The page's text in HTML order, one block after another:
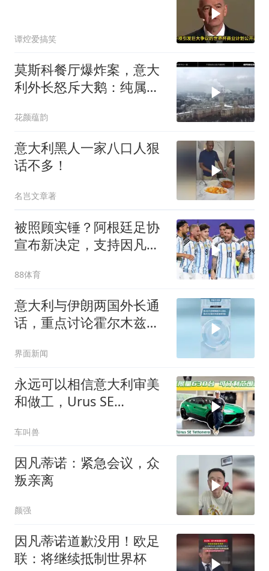
谭焢爱搞笑
莫斯科餐厅爆炸案，意大
利外长怒斥大鹅：纯属弥
花颜蕴韵
意大利黑人一家八口人狠
话不多！
名岂文章著
被照顾实锤？阿根廷足协
宣布新决定，支持因凡蒂
88体育
意大利与伊朗两国外长通
话，重点讨论霍尔木兹海
界面新闻
永远可以相信意大利审美
和做工，Urus SE
车叫兽
因凡蒂诺：紧急会议，众
叛亲离
颜强
因凡蒂诺道歉没用！欧足
联：将继续抵制世界杯